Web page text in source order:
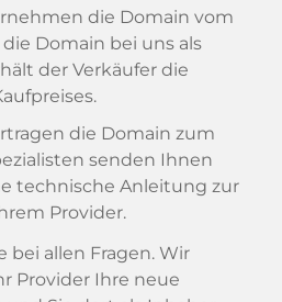
die Domain vom
Domain bei uns als
der Verkäufer die
die Domain zum
senden Ihnen
technische Anleitung zur
Provider.
bei allen Fragen. Wir
Provider Ihre neue